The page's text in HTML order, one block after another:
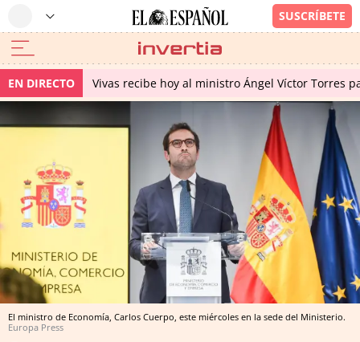
EN DIRECTO Vivas recibe hoy al ministro Ángel Víctor Torres
El ministro de Economía, Carlos Cuerpo, este miércoles en la sede del Ministerio.
Europa Press